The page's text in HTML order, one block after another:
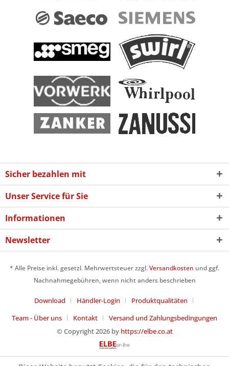
Sicher bezahlen mit
Unser Service für Sie
Informationen
Newsletter
* Alle Preise inkl. gesetzl. Mehrwertsteuer zzgl.Versandkosten und ggf.
Nachnahmegebühren, wenn nicht anders beschrieben
Download Händler-Login
Produktqualitäten
Team - Über uns
Kontakt
Versand und Zahlungsbedingungen
© Copyright 2026 by https://elbe.co.at